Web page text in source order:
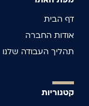
דף הבית
אודות החברה
תהליך העבודה שלנו
קטגוריות